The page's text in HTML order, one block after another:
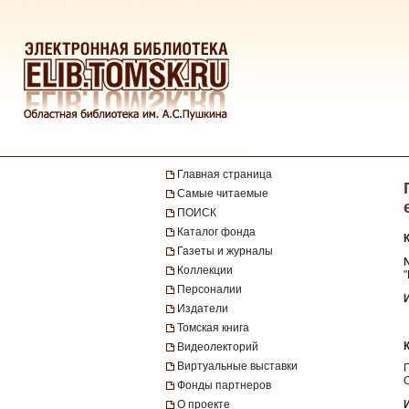
Главная страница
Самые читаемые
ПОИСК
Каталог фонда
Газеты и журналы
Коллекции
Персоналии
Издатели
Томская книга
Видеолекторий
Виртуальные выставки
Фонды партнеров
О проекте